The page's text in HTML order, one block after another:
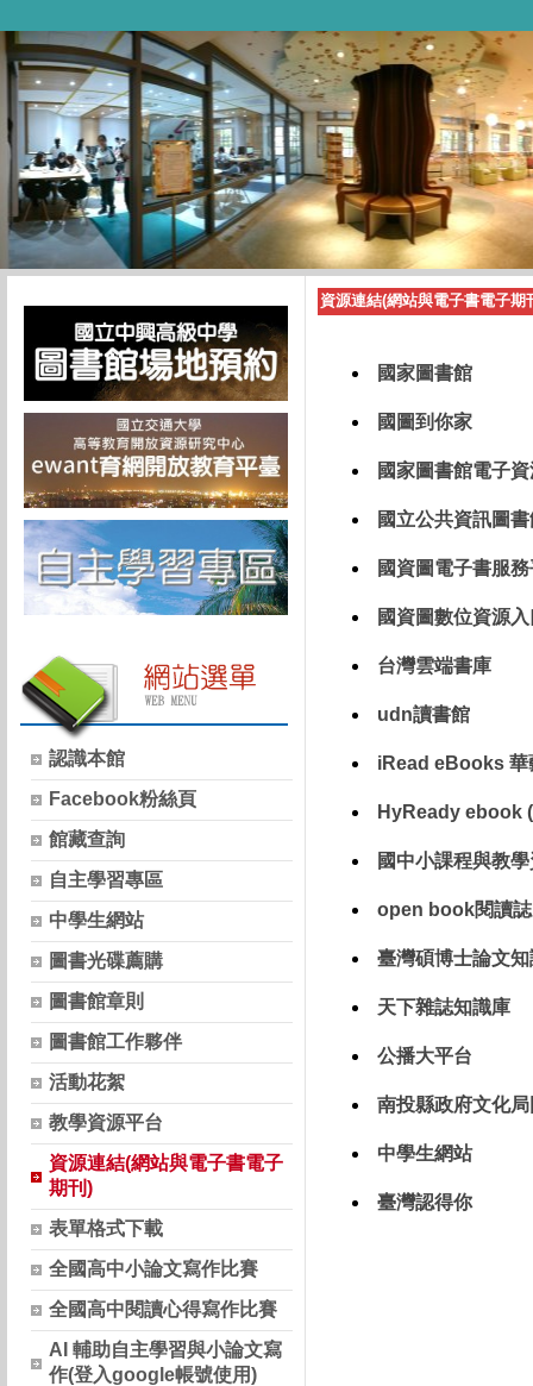
認識本館
Facebook粉絲頁
館藏查詢
自主學習專區
中學生網站
圖書光碟薦購
圖書館章則
圖書館工作夥伴
活動花絮
教學資源平台
資源連結(網站與電子書電子
期刊)
表單格式下載
全國高中小論文寫作比賽
全國高中閱讀心得寫作比賽
AI 輔助自主學習與小論文寫
作(登入google帳號使用)
資源連結(網站與電子書電子期
國家圖書館
國圖到你家
國家圖書館電子
國立公共資訊圖
國資圖電子書服
國資圖數位資源
台灣雲端書庫
udn讀書館
iRead eBooks 華
HyReady ebook
國中小課程與教
open book閱讀誌
臺灣碩博士論文
天下雜誌知識庫
公播大平台
南投縣政府文化
中學生網站
臺灣認得你